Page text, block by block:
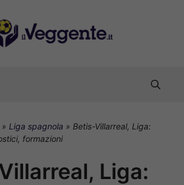
» Liga spagnola » Betis-Villarreal, Liga:
formazioni
Liga: